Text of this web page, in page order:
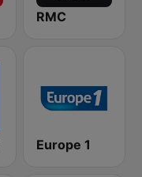
RMC
Europe 1